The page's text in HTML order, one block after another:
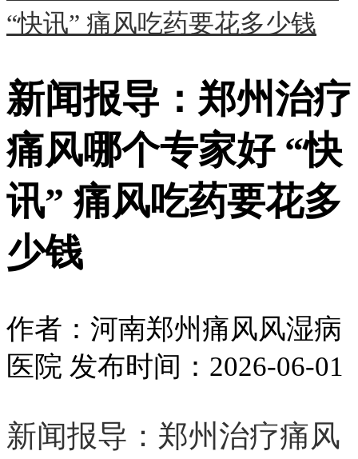
“快讯” 痛风吃药要花多少钱
新闻报导：郑州治疗
痛风哪个专家好 “快
讯” 痛风吃药要花多
少钱
作者：河南郑州痛风风湿病
医院 发布时间：2026-06-01
新闻报导：郑州治疗痛风